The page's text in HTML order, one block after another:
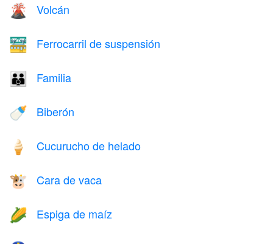
🌋 Volcán
🚟 Ferrocarril de suspensión
👪 Familia
🍼 Biberón
🍦 Cucurucho de helado
🐮 Cara de vaca
🌽 Espiga de maíz